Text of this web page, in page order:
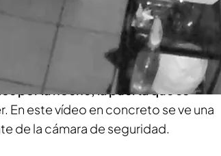
de un local.
Ella, preocupada por
al programa.
allí desde hace un año y pico:
voces,
por la noche, la puerta que se
En este vídeo en concreto se ve una
de la cámara de seguridad.